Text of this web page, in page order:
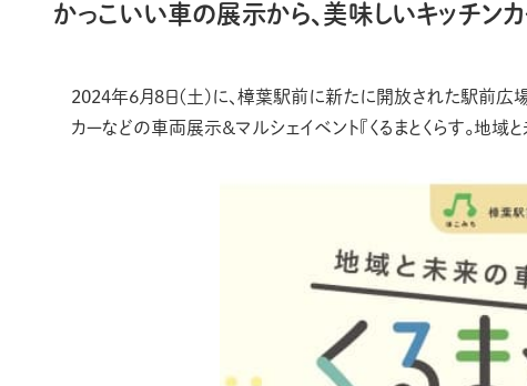
かっこいい車の展示から、美味しいキッチンカ
2024年6月8日(土)に、樟葉駅前に新たに開放された駅前広場
カーなどの車両展示＆マルシェイベント『くるまとくらす。地